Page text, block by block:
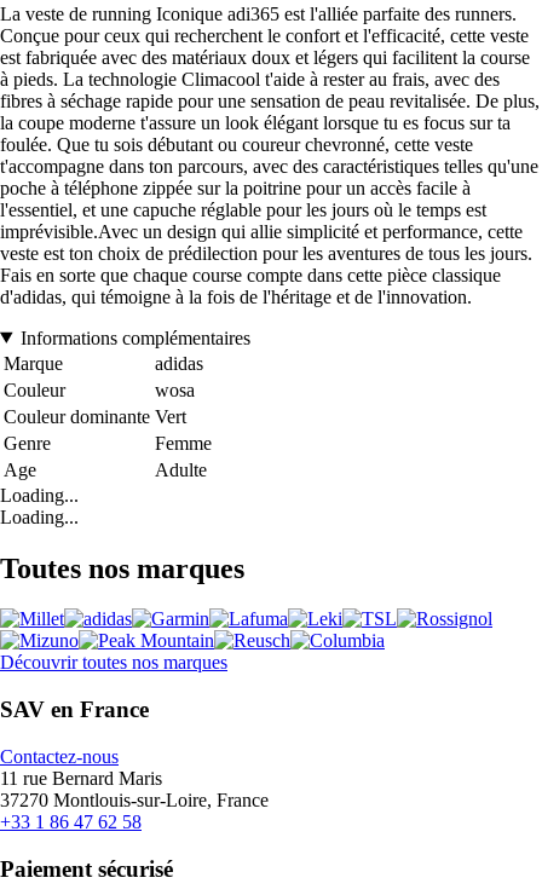
La veste de running Iconique adi365 est l'alliée parfaite des runners.
Conçue pour ceux qui recherchent le confort et l'efficacité, cette veste
est fabriquée avec des matériaux doux et légers qui facilitent la course
à pieds. La technologie Climacool t'aide à rester au frais, avec des
fibres à séchage rapide pour une sensation de peau revitalisée. De plus,
la coupe moderne t'assure un look élégant lorsque tu es focus sur ta
foulée. Que tu sois débutant ou coureur chevronné, cette veste
t'accompagne dans ton parcours, avec des caractéristiques telles qu'une
poche à téléphone zippée sur la poitrine pour un accès facile à
l'essentiel, et une capuche réglable pour les jours où le temps est
imprévisible.Avec un design qui allie simplicité et performance, cette
veste est ton choix de prédilection pour les aventures de tous les jours.
Fais en sorte que chaque course compte dans cette pièce classique
d'adidas, qui témoigne à la fois de l'héritage et de l'innovation.
Informations complémentaires
Marque
adidas
Couleur
wosa
Couleur dominante Vert
Genre
Femme
Age
Adulte
Loading...
Loading...
Toutes nos marques
Découvrir toutes nos marques
SAV en France
Contactez-nous
11 rue Bernard Maris
37270 Montlouis-sur-Loire, France
+33 1 86 47 62 58
Paiement sécurisé